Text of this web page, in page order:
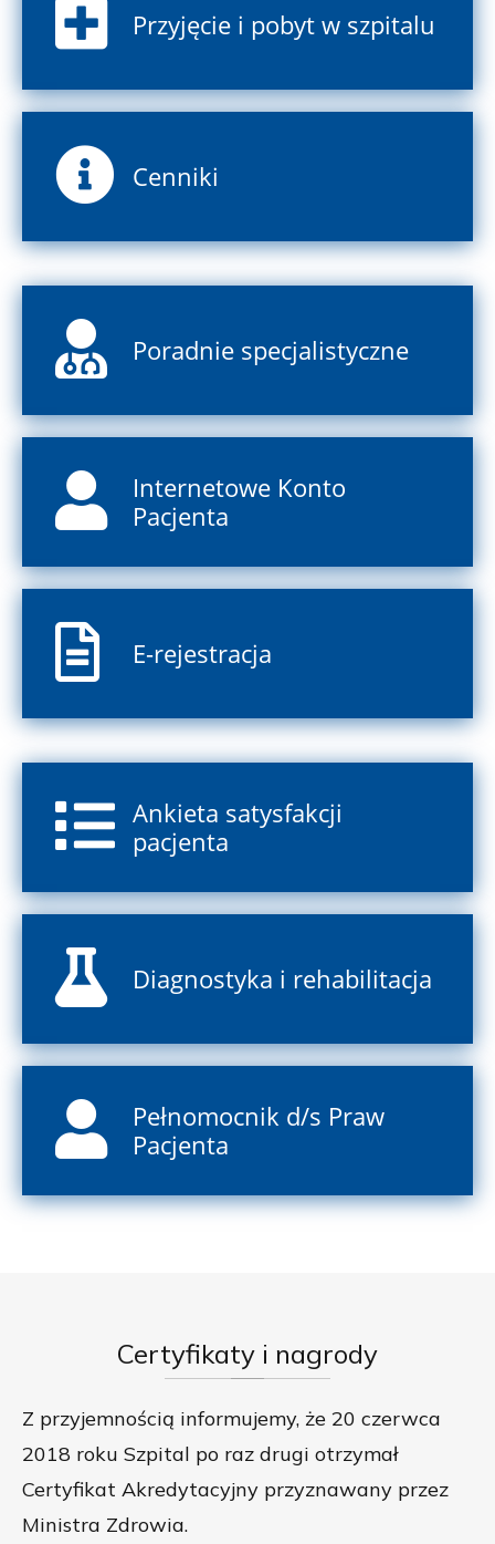
Przyjęcie i pobyt w szpitalu
Cenniki
Poradnie specjalistyczne
Internetowe Konto
Pacjenta
E-rejestracja
Ankieta satysfakcji
pacjenta
Diagnostyka i rehabilitacja
Pełnomocnik d/s Praw
Pacjenta
Certyfikaty i nagrody
Z przyjemnością informujemy, że 20 czerwca
2018 roku Szpital po raz drugi otrzymał
Certyfikat Akredytacyjny przyznawany przez
Ministra Zdrowia.